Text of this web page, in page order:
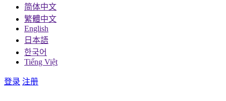
简体中文
繁體中文
English
日本語
한국어
Tiếng Việt
登录 注册